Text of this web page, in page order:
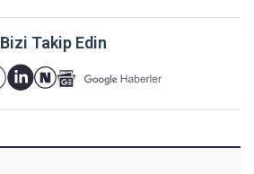
Bizi Takip Edin